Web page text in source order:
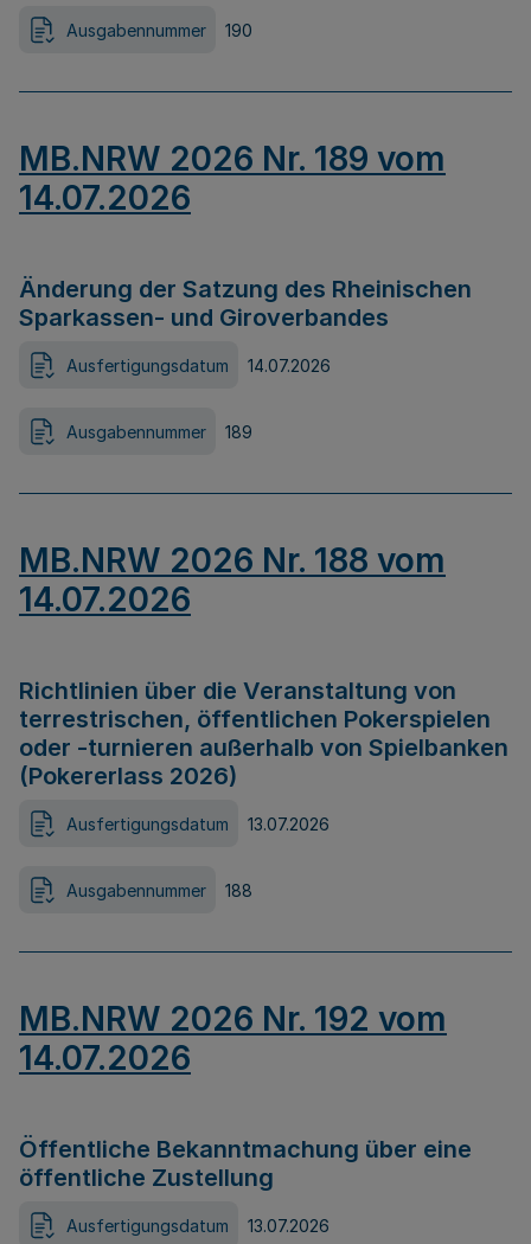
Ausgabennummer 190
MB.NRW 2026 Nr. 189 vom
14.07.2026
Änderung der Satzung des Rheinischen
Sparkassen- und Giroverbandes
Ausfertigungsdatum 14.07.2026
Ausgabennummer 189
MB.NRW 2026 Nr. 188 vom
14.07.2026
Richtlinien über die Veranstaltung von
terrestrischen, öffentlichen Pokerspielen
oder -turnieren außerhalb von Spielbanken
(Pokererlass 2026)
Ausfertigungsdatum 13.07.2026
Ausgabennummer 188
MB.NRW 2026 Nr. 192 vom
14.07.2026
Öffentliche Bekanntmachung über eine
öffentliche Zustellung
Ausfertigungsdatum 13.07.2026